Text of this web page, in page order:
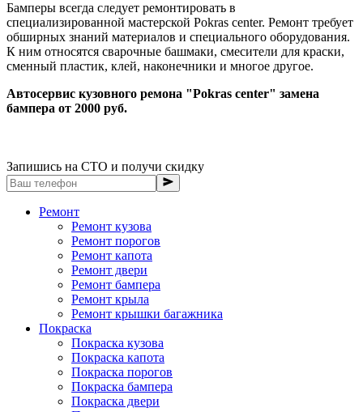
Бамперы всегда следует ремонтировать в
специализированной мастерской Pokras center. Ремонт требует
обширных знаний материалов и специального оборудования.
К ним относятся сварочные башмаки, смесители для краски,
сменный пластик, клей, наконечники и многое другое.
Автосервис кузовного ремона "Pokras center" замена
бампера от 2000 руб.
Запишись на СТО и получи скидку
Ремонт
Ремонт кузова
Ремонт порогов
Ремонт капота
Ремонт двери
Ремонт бампера
Ремонт крыла
Ремонт крышки багажника
Покраска
Покраска кузова
Покраска капота
Покраска порогов
Покраска бампера
Покраска двери